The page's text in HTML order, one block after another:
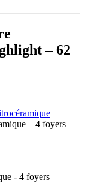
– 62
– 4 foyers